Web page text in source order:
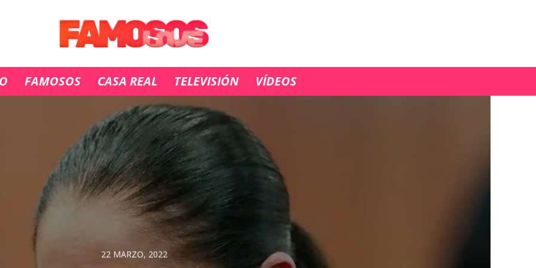
FAMOSOS CASA REAL TELEVISIÓN VÍDEOS
22 MARZO, 2022